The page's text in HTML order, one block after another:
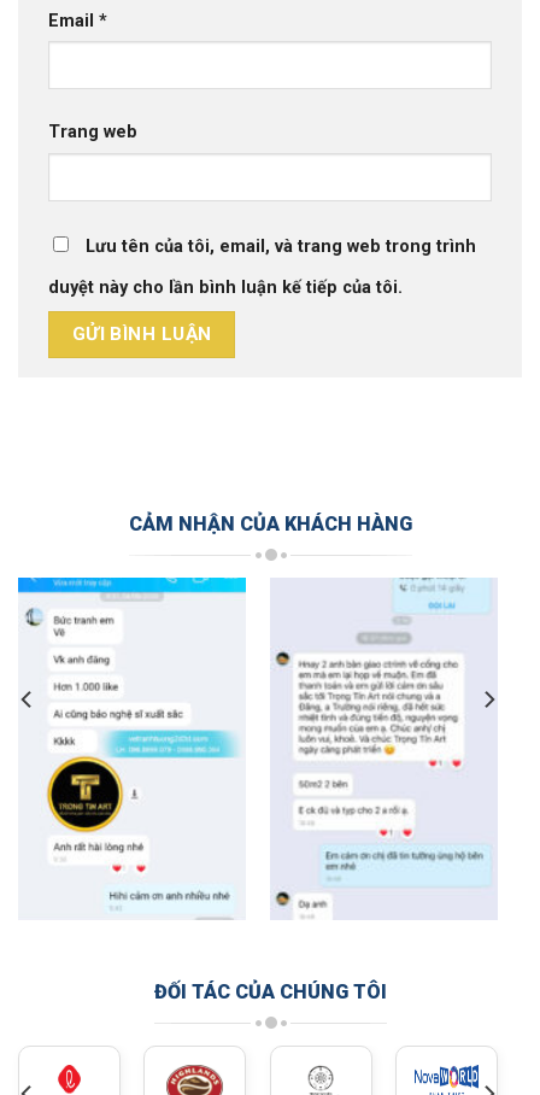
Email *
Trang web
Lưu tên của tôi, email, và trang web trong trình
duyệt này cho lần bình luận kế tiếp của tôi.
CẢM NHẬN CỦA KHÁCH HÀNG
ĐỐI TÁC CỦA CHÚNG TÔI